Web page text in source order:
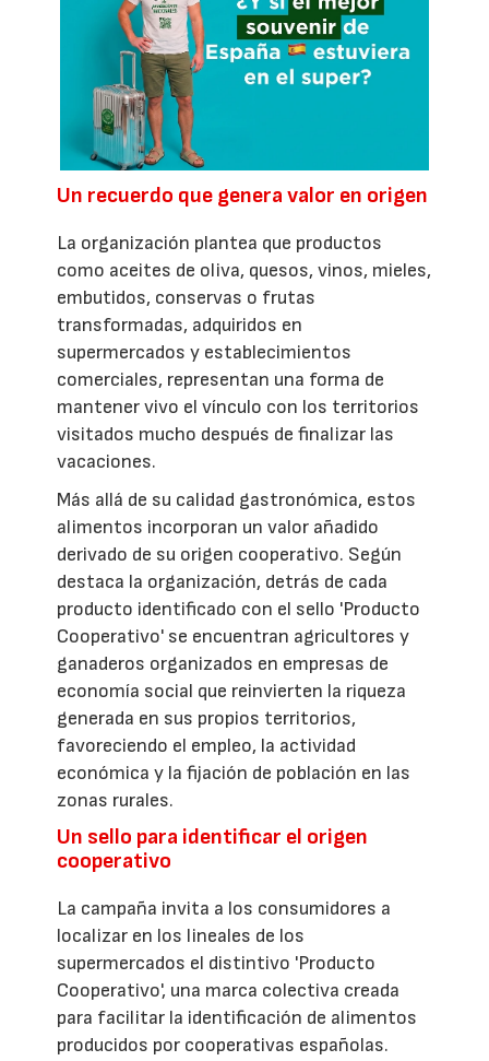
Un recuerdo que genera valor en origen
La organización plantea que productos
como aceites de oliva, quesos, vinos, mieles,
embutidos, conservas o frutas
transformadas, adquiridos en
supermercados y establecimientos
comerciales, representan una forma de
mantener vivo el vínculo con los territorios
visitados mucho después de finalizar las
vacaciones.
Más allá de su calidad gastronómica, estos
alimentos incorporan un valor añadido
derivado de su origen cooperativo. Según
destaca la organización, detrás de cada
producto identificado con el sello 'Producto
Cooperativo' se encuentran agricultores y
ganaderos organizados en empresas de
economía social que reinvierten la riqueza
generada en sus propios territorios,
favoreciendo el empleo, la actividad
económica y la fijación de población en las
zonas rurales.
Un sello para identificar el origen
cooperativo
La campaña invita a los consumidores a
localizar en los lineales de los
supermercados el distintivo 'Producto
Cooperativo', una marca colectiva creada
para facilitar la identificación de alimentos
producidos por cooperativas españolas.